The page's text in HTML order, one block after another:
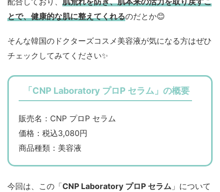
とで、健康的な肌に整えてくれるのだとか😊
そんな韓国のドクターズコスメ美容液が気になる方はぜひ
チェックしてみてください✨
「CNP Laboratory プロP セラム」の概要
販売名：CNP プロP セラム
価格：税込3,080円
商品種類：美容液
今回は、この「CNP Laboratory プロP セラム 」について